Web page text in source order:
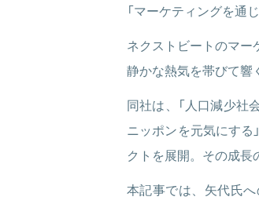
「マーケティングを通
ネクストビートのマー
静かな熱気を帯びて響
同社は、「人口減少社
ニッポンを元気にする
クトを展開。その成長
本記事では、矢代氏